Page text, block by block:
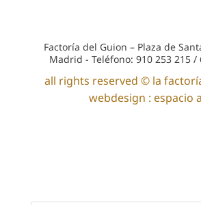
Factoría del Guion – Plaza de
Madrid - Teléfono: 910 253 215 /
all rights reserved © la
webdesign : espacio